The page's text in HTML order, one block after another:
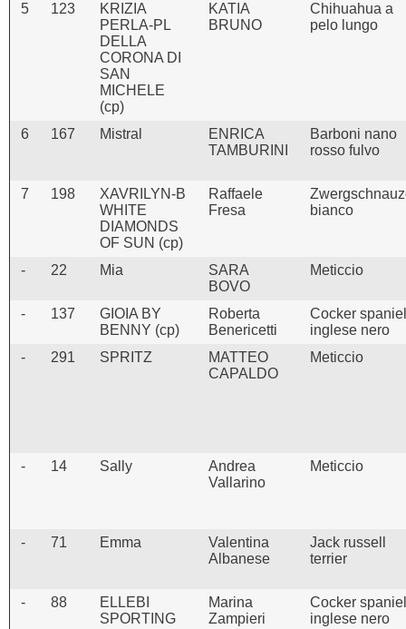
5 123
KRIZIA
PERLA-PL
DELLA
CORONA DI
SAN
MICHELE
(cp)
KATIA
BRUNO
Chihuahua a
pelo lungo
6 167 Mistral
ENRICA
TAMBURINI
Barboni nano
rosso fulvo
7 198
XAVRILYN-B
WHITE
DIAMONDS
OF SUN (cp)
Raffaele
Fresa
bianco
- 22 Mia
SARA
BOVO
Meticcio
- 137
GIOIA BY
BENNY (cp)
Roberta
Benericetti
Cocker spaniel
inglese nero
-
291 SPRITZ
MATTEO
CAPALDO
Meticcio
- 14 Sally
Andrea
Vallarino
Meticcio
- 71 Emma
Valentina
Albanese
Jack russell
terrier
- 88
ELLEBI
SPORTING
Marina
Zampieri
Cocker spaniel
inglese nero